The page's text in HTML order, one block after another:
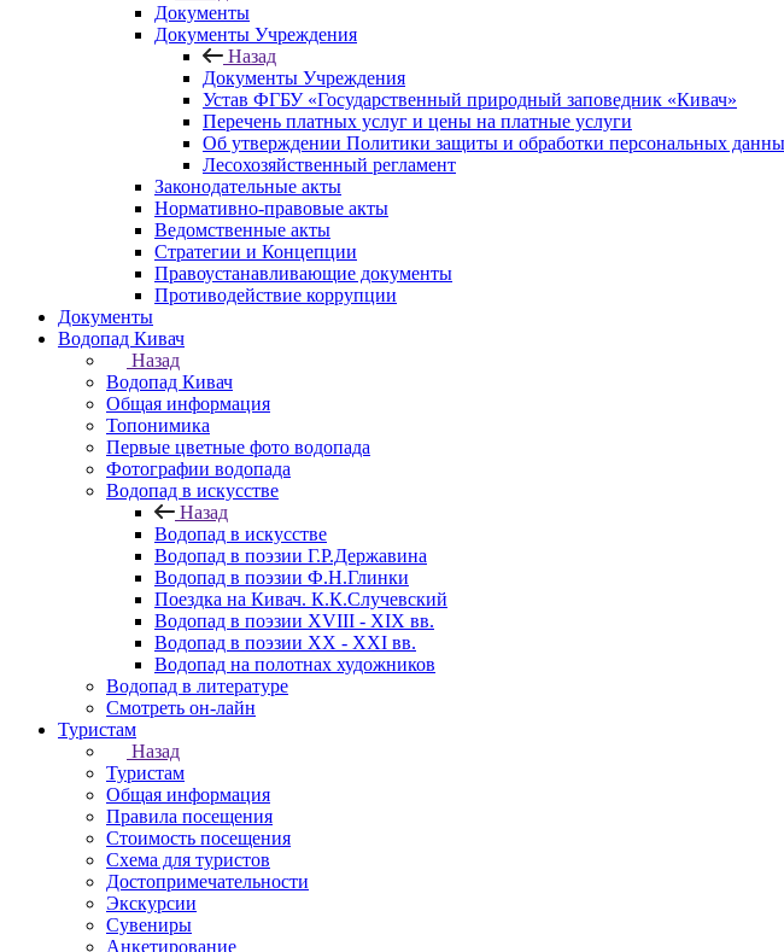
Документы
Документы Учреждения
Назад
Документы Учреждения
Устав ФГБУ «Государственный природный заповедник «Кивач»
Перечень платных услуг и цены на платные услуги
Об утверждении Политики защиты и обработки персональных
Лесохозяйственный регламент
Законодательные акты
Нормативно-правовые акты
Ведомственные акты
Стратегии и Концепции
Правоустанавливающие документы
Противодействие коррупции
Документы
Водопад Кивач
Назад
Водопад Кивач
Общая информация
Топонимика
Первые цветные фото водопада
Фотографии водопада
Водопад в искусстве
Назад
Водопад в искусстве
Водопад в поэзии Г.Р.Державина
Водопад в поэзии Ф.Н.Глинки
Поездка на Кивач. К.К.Случевский
Водопад в поэзии XVIII - XIX вв.
Водопад в поэзии XX - XXI вв.
Водопад на полотнах художников
Водопад в литературе
Смотреть он-лайн
Туристам
Назад
Туристам
Общая информация
Правила посещения
Стоимость посещения
Схема для туристов
Достопримечательности
Экскурсии
Сувениры
Анкетирование